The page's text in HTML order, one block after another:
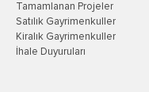
Tamamlanan Projeler
Satılık Gayrimenkuller
Kiralık Gayrimenkuller
İhale Duyuruları